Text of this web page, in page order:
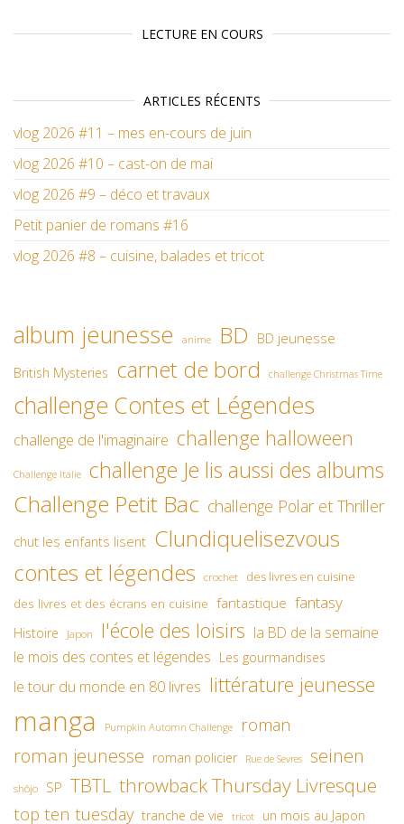
LECTURE EN COURS
ARTICLES RÉCENTS
vlog 2026 #11 – mes en-cours de juin
vlog 2026 #10 – cast-on de mai
vlog 2026 #9 – déco et travaux
Petit panier de romans #16
vlog 2026 #8 – cuisine, balades et tricot
album jeunesse anime BD BD jeunesse
British Mysteries carnet de bord challenge Christmas Time
challenge Contes et Légendes
challenge de l'imaginaire challenge halloween
Challenge Italie challenge Je lis aussi des albums
Challenge Petit Bac challenge Polar et Thriller
chut les enfants lisent Clundiquelisezvous
contes et légendes
crochet
des livres en cuisine
des livres et des écrans en cuisine fantastique fantasy
Histoire Japon l'école des loisirs la BD de la semaine
le mois des contes et légendes Les gourmandises
le tour du monde en 80 livres littérature jeunesse
manga Pumpkin Automn Challenge roman
roman jeunesse roman policier Rue de Sevres seinen
shôjo SP TBTL throwback Thursday Livresque
top ten tuesday tranche de vie tricot un mois au Japon